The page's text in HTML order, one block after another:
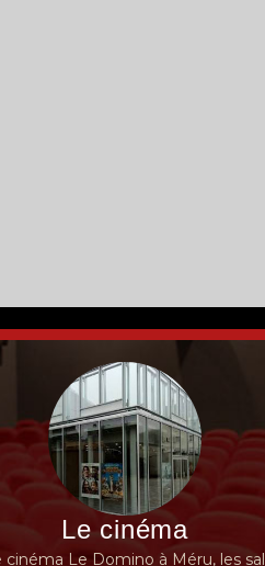
Le cinéma
cinéma Le Domino à Méru, les